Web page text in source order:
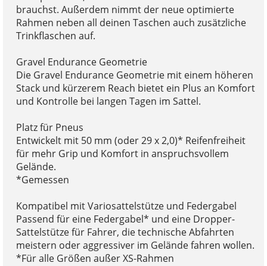
brauchst. Außerdem nimmt der neue optimierte
Rahmen neben all deinen Taschen auch zusätzliche
Trinkflaschen auf.
Gravel Endurance Geometrie
Die Gravel Endurance Geometrie mit einem höheren
Stack und kürzerem Reach bietet ein Plus an Komfort
und Kontrolle bei langen Tagen im Sattel.
Platz für Pneus
Entwickelt mit 50 mm (oder 29 x 2,0)* Reifenfreiheit
für mehr Grip und Komfort in anspruchsvollem
Gelände.
*Gemessen
Kompatibel mit Variosattelstütze und Federgabel
Passend für eine Federgabel* und eine Dropper-
Sattelstütze für Fahrer, die technische Abfahrten
meistern oder aggressiver im Gelände fahren wollen.
*Für alle Größen außer XS-Rahmen